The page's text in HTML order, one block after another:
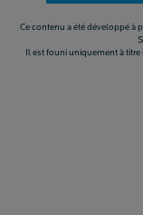
Ce contenu a été développé à
Il est founi uniquement à